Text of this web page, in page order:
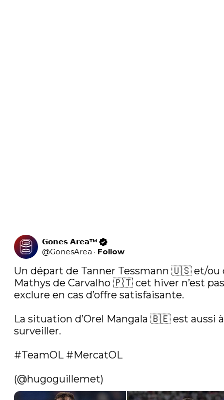
𝗚𝗼𝗻𝗲𝘀 𝗔𝗿𝗲𝗮™
@GonesArea · Follow
Un départ de Tanner Tessmann 🇺🇸 et/ou
Mathys de Carvalho 🇵🇹 cet hiver n’est
exclure en cas d’offre satisfaisante.
La situation d’Orel Mangala 🇧🇪 est aussi à
surveiller.
#TeamOL #MercatOL
(@hugoguillemet)